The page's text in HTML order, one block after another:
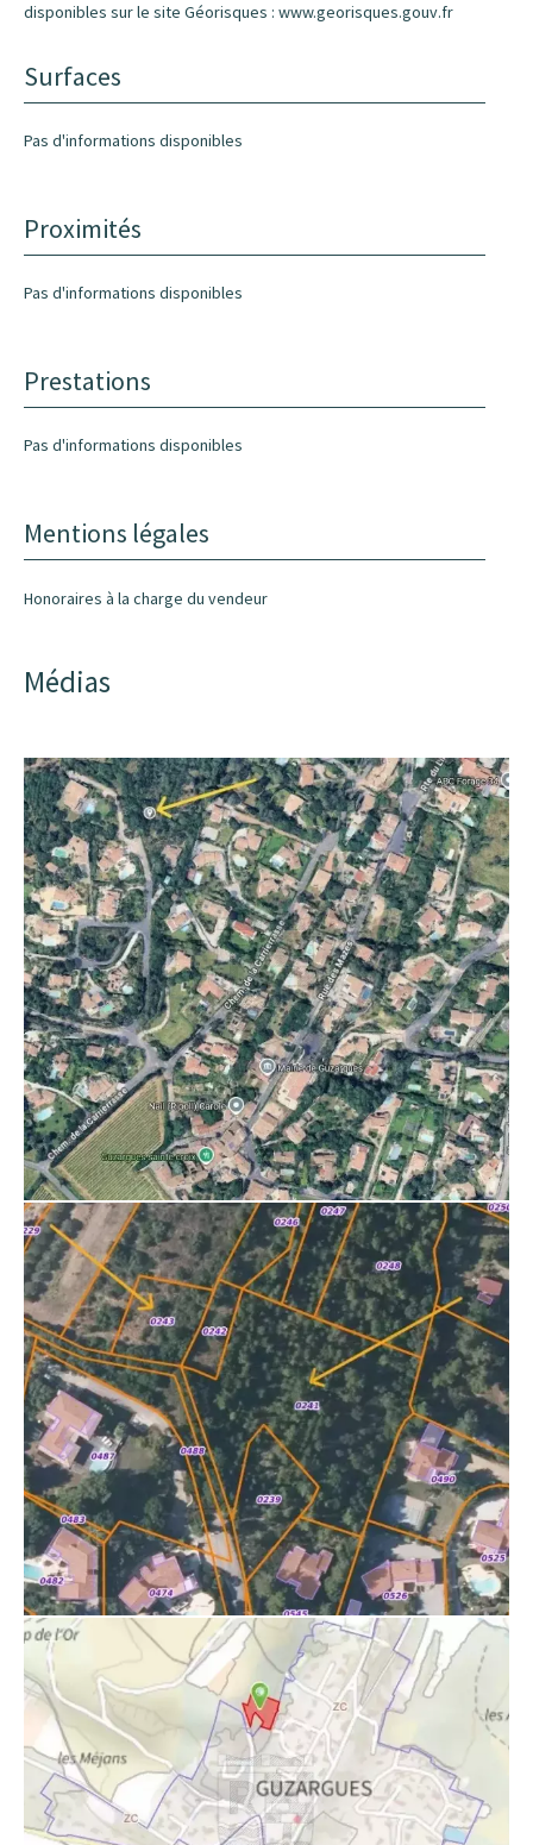
disponibles sur le site Géorisques : www.georisques.gouv.fr
Surfaces
Pas d'informations disponibles
Proximités
Pas d'informations disponibles
Prestations
Pas d'informations disponibles
Mentions légales
Honoraires à la charge du vendeur
Médias